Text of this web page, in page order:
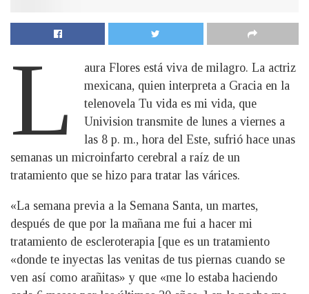
L
aura Flores está viva de milagro. La actriz
mexicana, quien interpreta a Gracia en la
telenovela Tu vida es mi vida, que
Univision transmite de lunes a viernes a
las 8 p. m., hora del Este, sufrió hace unas
semanas un microinfarto cerebral a raíz de un
tratamiento que se hizo para tratar las várices.
«La semana previa a la Semana Santa, un martes,
después de que por la mañana me fui a hacer mi
tratamiento de escleroterapia [que es un tratamiento
«donde te inyectas las venitas de tus piernas cuando se
ven así como arañitas» y que «me lo estaba haciendo